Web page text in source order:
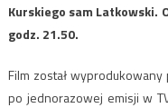
Kurskiego sam Latkowski.
godz. 21.50.
Film został
po jednorazowej emisji w